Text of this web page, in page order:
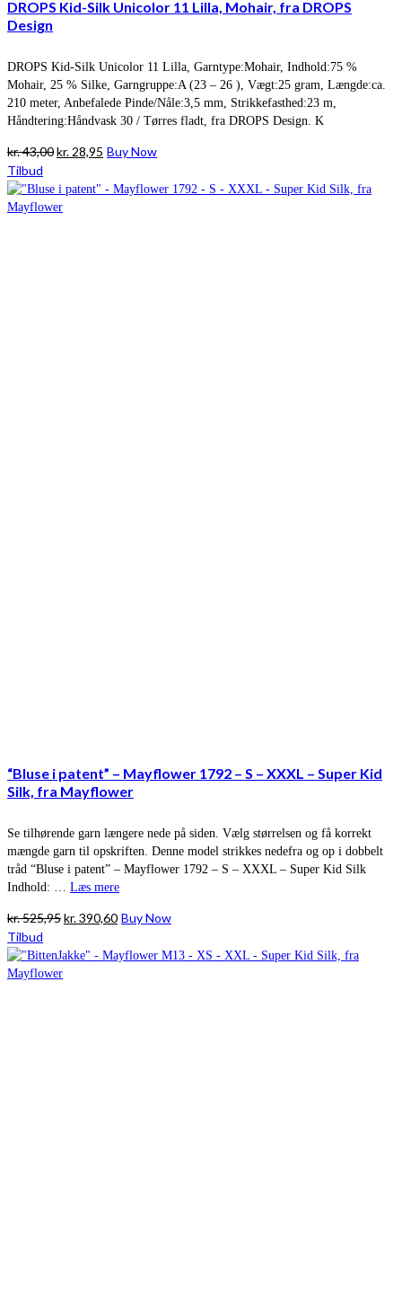
DROPS Kid-Silk Unicolor 11 Lilla, Mohair, fra DROPS
Design
DROPS Kid-Silk Unicolor 11 Lilla, Garntype:Mohair, Indhold:75 %
Mohair, 25 % Silke, Garngruppe:A (23 – 26 ), Vægt:25 gram, Længde:ca.
210 meter, Anbefalede Pinde/Nåle:3,5 mm, Strikkefasthed:23 m,
Håndtering:Håndvask 30 / Tørres fladt, fra DROPS Design. K
kr.43,00Den
pris
var:
kr. 28,95 Den
pris
Buy Now
Tilbud
“Bluse i patent” – Mayflower 1792 – S – XXXL – Super Kid
Silk, fra Mayflower
Se tilhørende garn længere nede på siden. Vælg størrelsen og få korrekt
mængde garn til opskriften. Denne model strikkes nedefra og op i dobbelt
tråd “Bluse i patent” – Mayflower 1792 – S – XXXL – Super Kid Silk
Indhold: … Læs mere
kr.525,95Den
pris
kr.390,60Den
pris
Buy Now
Tilbud